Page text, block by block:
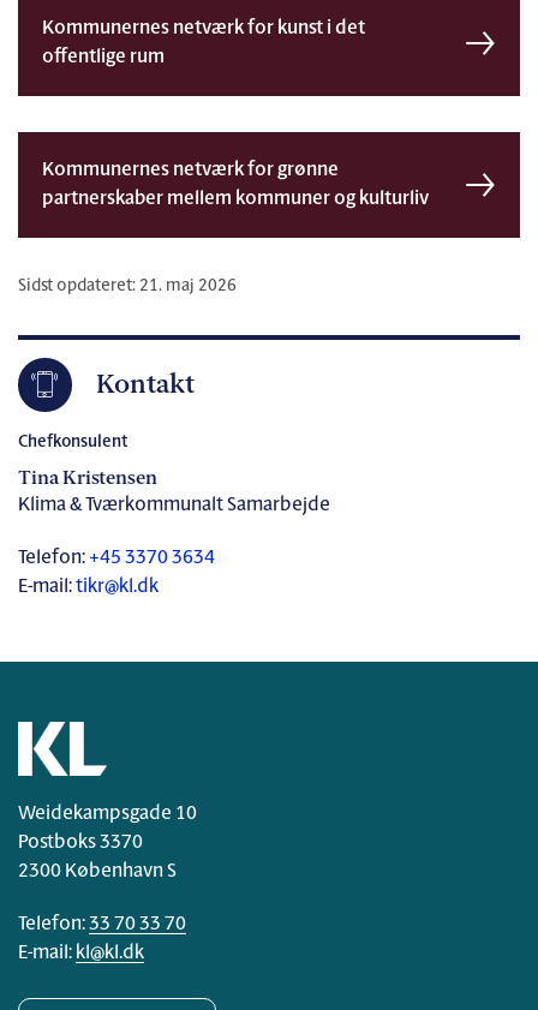
Kommunernes netværk for kunst i det
offentlige rum
Kommunernes netværk for grønne
partnerskaber mellem kommuner og kulturliv
Sidst opdateret: 21. maj 2026
Kontakt
Chefkonsulent
Tina Kristensen
Klima & Tværkommunalt Samarbejde
Telefon: +45 3370 3634
E-mail:tikr@kl.dk
Weidekampsgade 10
Postboks 3370
2300 København S
Telefon:33 70 33 70
E-mail: kl@kl.dk